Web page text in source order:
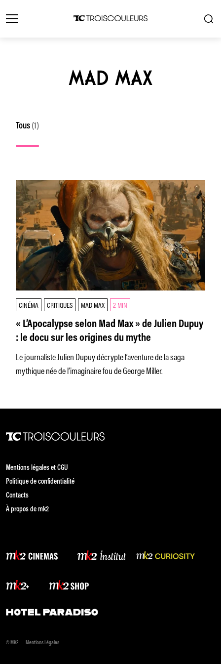
MAD MAX
Tous (1)
CINÉMA CRITIQUES MAD MAX 2 MIN
« L’Apocalypse selon Mad Max » de Julien Dupuy
: le docu sur les origines du mythe
Le journaliste Julien Dupuy décrypte l’aventure de la saga
mythique née de l’imaginaire fou de George Miller.
Mentions légales et CGU
Politique de confidentialité
Contacts
À propos de mk2
© MK2 Mentions Légales